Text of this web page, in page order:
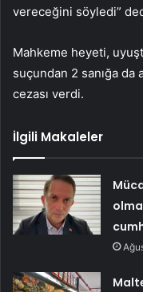
vereceğini söyledi”
Mahkeme heyeti,
suçundan 2 sanığa da
cezası verdi.
İlgili Makaleler